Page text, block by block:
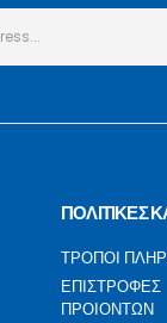
ΠΟΛΙΤΙΚΕΣ
ΤΡΟΠΟΙ
ΕΠΙΣΤΡΟΦΕΣ
ΠΡΟΙΟΝΤΩΝ